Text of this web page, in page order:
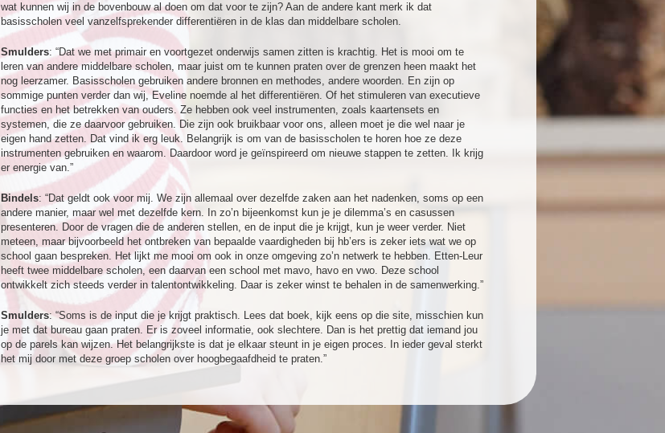
wat kunnen wij in de bovenbouw al doen om dat voor te zijn? Aan de andere kant merk ik dat
basisscholen veel vanzelfsprekender differentiëren in de klas dan middelbare scholen.
Smulders: “Dat we met primair en voortgezet onderwijs samen zitten is krachtig. Het is mooi om te
leren van andere middelbare scholen, maar juist om te kunnen praten over de grenzen heen maakt het
nog leerzamer. Basisscholen gebruiken andere bronnen en methodes, andere woorden. En zijn op
sommige punten verder dan wij, Eveline noemde al het differentiëren. Of het stimuleren van executieve
functies en het betrekken van ouders. Ze hebben ook veel instrumenten, zoals kaartensets en
systemen, die ze daarvoor gebruiken. Die zijn ook bruikbaar voor ons, alleen moet je die wel naar je
eigen hand zetten. Dat vind ik erg leuk. Belangrijk is om van de basisscholen te horen hoe ze deze
instrumenten gebruiken en waarom. Daardoor word je geïnspireerd om nieuwe stappen te zetten. Ik krijg
er energie van.”
Bindels: “Dat geldt ook voor mij. We zijn allemaal over dezelfde zaken aan het nadenken, soms op een
andere manier, maar wel met dezelfde kern. In zo’n bijeenkomst kun je je dilemma’s en casussen
presenteren. Door de vragen die de anderen stellen, en de input die je krijgt, kun je weer verder. Niet
meteen, maar bijvoorbeeld het ontbreken van bepaalde vaardigheden bij hb’ers is zeker iets wat we op
school gaan bespreken. Het lijkt me mooi om ook in onze omgeving zo’n netwerk te hebben. Etten-Leur
heeft twee middelbare scholen, een daarvan een school met mavo, havo en vwo. Deze school
ontwikkelt zich steeds verder in talentontwikkeling. Daar is zeker winst te behalen in de samenwerking.”
Smulders: “Soms is de input die je krijgt praktisch. Lees dat boek, kijk eens op die site, misschien kun
je met dat bureau gaan praten. Er is zoveel informatie, ook slechtere. Dan is het prettig dat iemand jou
op de parels kan wijzen. Het belangrijkste is dat je elkaar steunt in je eigen proces. In ieder geval sterkt
het mij door met deze groep scholen over hoogbegaafdheid te praten.”